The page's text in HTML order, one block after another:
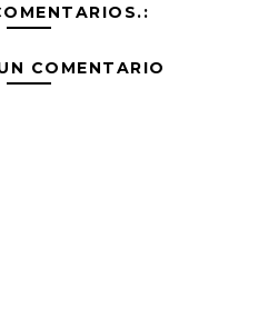
COMENTARIO